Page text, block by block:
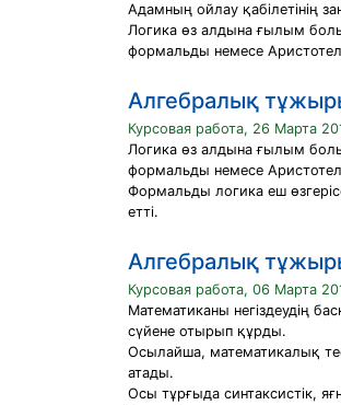
Адамның ойлау қабілетінің
Логика өз алдына ғылым
формальды немесе
Алгебралық
Курсовая работа, 26 Марта
Логика өз алдына ғылым
формальды немесе
Формальды логика еш
етті.
Алгебралық
Курсовая работа, 06 Марта
Математиканы негіздеудің
сүйене отырып құрды.
Осылайша, математикалық
атады.
Осы тұрғыда синтаксистік,